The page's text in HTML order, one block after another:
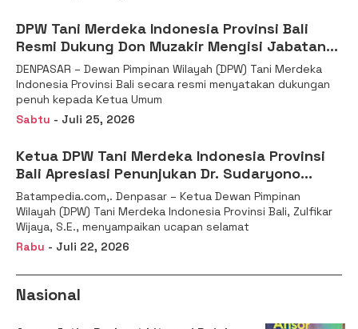
DPW Tani Merdeka Indonesia Provinsi Bali
Resmi Dukung Don Muzakir Mengisi Jabatan
Wakil Menteri Pertanian RI
DENPASAR – Dewan Pimpinan Wilayah (DPW) Tani Merdeka
Indonesia Provinsi Bali secara resmi menyatakan dukungan
penuh kepada Ketua Umum
Sabtu - Juli 25, 2026
Ketua DPW Tani Merdeka Indonesia Provinsi
Bali Apresiasi Penunjukan Dr. Sudaryono
sebagai Kepala Badan Gizi Nasional
Batampedia.com,. Denpasar – Ketua Dewan Pimpinan
Wilayah (DPW) Tani Merdeka Indonesia Provinsi Bali, Zulfikar
Wijaya, S.E., menyampaikan ucapan selamat
Rabu - Juli 22, 2026
Nasional